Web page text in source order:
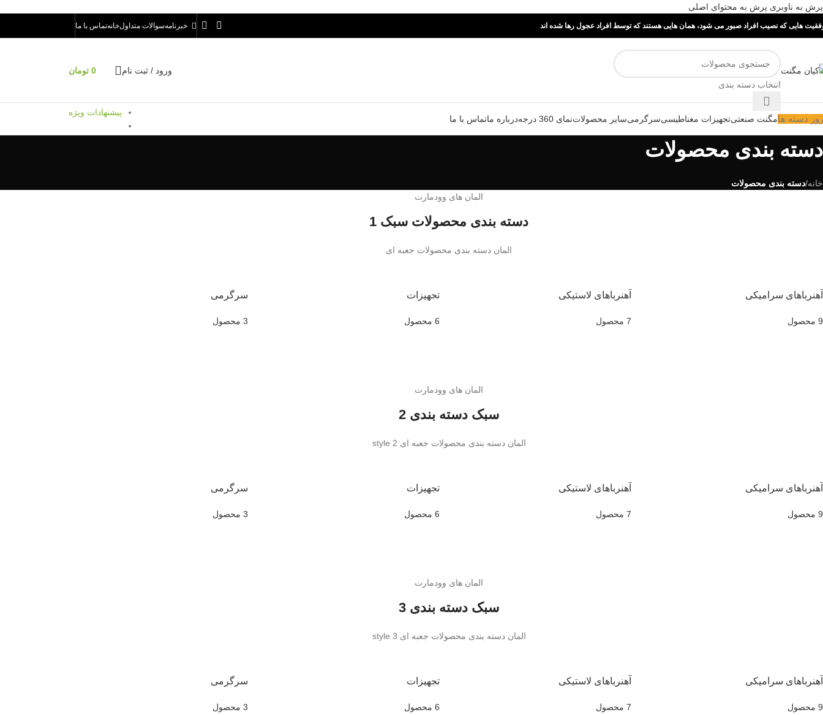
پرش به ناوبری پرش به محتوای اصلی
هایی که نصیب افراد صبور می شود، همان هایی هستند که توسط افراد عجول رها شده اند خبرنامهسوالات متداولخانهتماس با ما
انتخاب دسته بندی
ورود / ثبت نام 0 تومان
دسته هامگنت صنعتیتجهیزات مغناطیسیسرگرمیسایر محصولاتنمای 360 درجه درباره ماتماس با ما
پیشنهادات ویژه
دسته بندی محصولات
خانه/دسته بندی محصولات
المان های وودمارت
دسته بندی محصولات سبک 1
المان دسته بندی محصولات جعبه ای
آهنرباهای سرامیکی
9 محصول
آهنرباهای لاستیکی
7 محصول
تجهیزات
6 محصول
سرگرمی
3 محصول
المان های وودمارت
سبک دسته بندی 2
المان دسته بندی محصولات جعبه ای style 2
آهنرباهای سرامیکی
9 محصول
آهنرباهای لاستیکی
7 محصول
تجهیزات
6 محصول
سرگرمی
3 محصول
المان های وودمارت
سبک دسته بندی 3
المان دسته بندی محصولات جعبه ای style 3
آهنرباهای سرامیکی
9 محصول
آهنرباهای لاستیکی
7 محصول
تجهیزات
6 محصول
سرگرمی
3 محصول